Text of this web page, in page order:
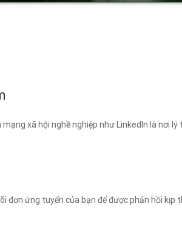
xã hội nghề nghiệp như LinkedIn là nơi
đơn ứng tuyển của bạn để được phản hồi kịp